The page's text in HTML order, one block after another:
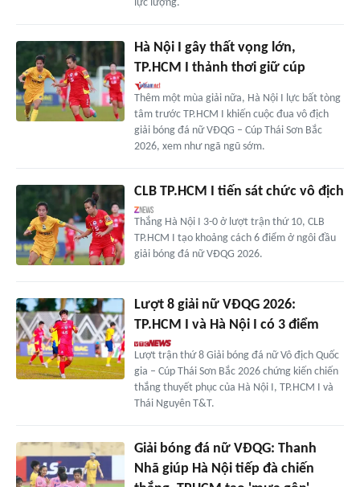
lực lượng.
Hà Nội I gây thất vọng lớn,
TP.HCM I thảnh thơi giữ cúp
Thêm một mùa giải nữa, Hà Nội I lực bất tòng
tâm trước TP.HCM I khiến cuộc đua vô địch
giải bóng đá nữ VĐQG – Cúp Thái Sơn Bắc
2026, xem như ngã ngũ sớm.
CLB TP.HCM I tiến sát chức vô địch
Thắng Hà Nội I 3-0 ở lượt trận thứ 10, CLB
TP.HCM I tạo khoảng cách 6 điểm ở ngôi đầu
giải bóng đá nữ VĐQG 2026.
Lượt 8 giải nữ VĐQG 2026:
TP.HCM I và Hà Nội I có 3 điểm
Lượt trận thứ 8 Giải bóng đá nữ Vô địch Quốc
gia – Cúp Thái Sơn Bắc 2026 chứng kiến chiến
thắng thuyết phục của Hà Nội I, TP.HCM I và
Thái Nguyên T&T.
Giải bóng đá nữ VĐQG: Thanh
Nhã giúp Hà Nội tiếp đà chiến